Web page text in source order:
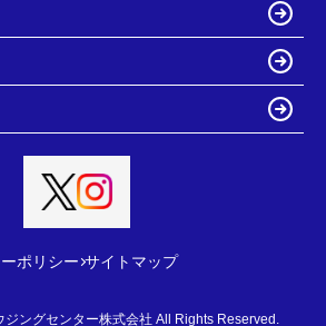
ポリシー サイトマップ
ングセンター株式会社 All Rights Reserved.